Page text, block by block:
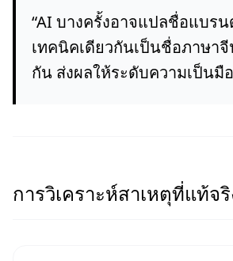
“AI บางครั้งอาจแปลชื่อแบร
เทคนิคเดียวกันเป็นชื่อภาษา
กัน ส่งผลให้ระดับความเป็นมื
การวิเคราะห์สาเหตุที่แท้จริ